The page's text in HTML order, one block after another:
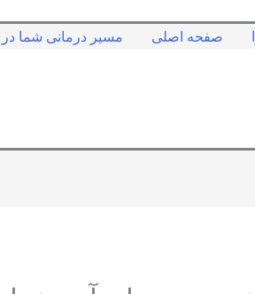
صفحه اصلی
مسیر درمانی شما در